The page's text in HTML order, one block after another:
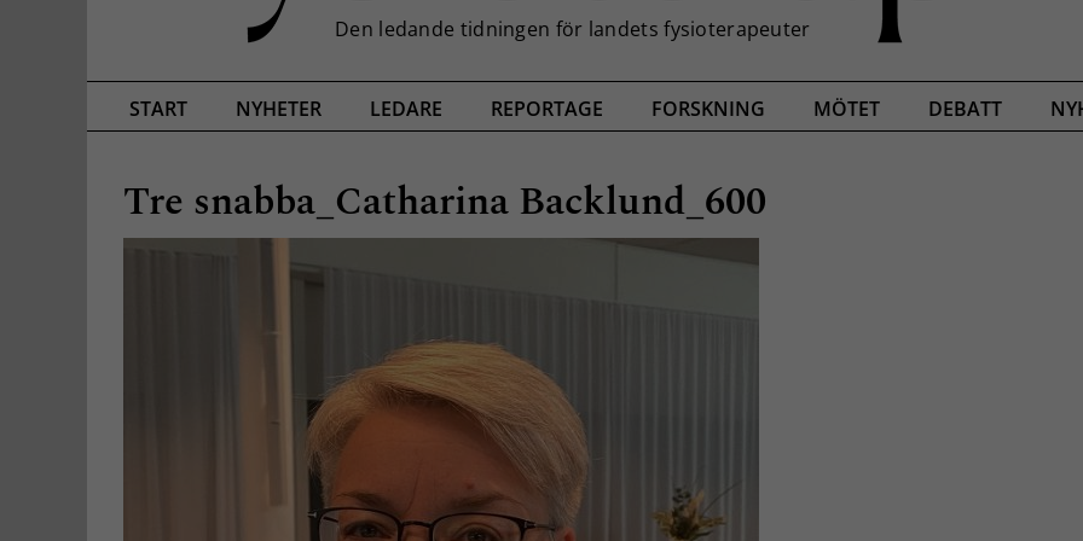
START NYHETER LEDARE REPORTAGE FORSKNING MÖTET DEBATT
Tre snabba_Catharina Backlund_600